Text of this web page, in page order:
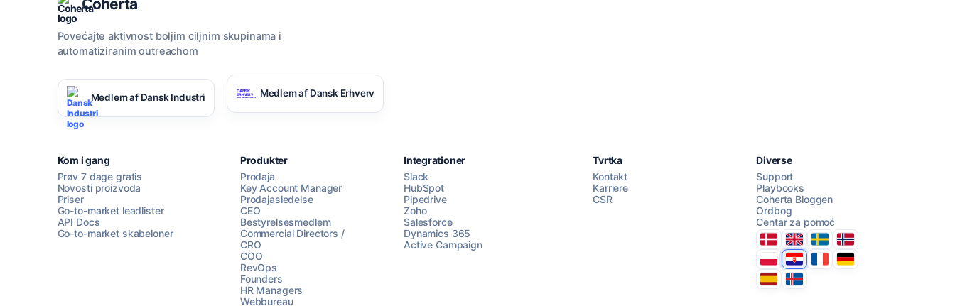
AI Campaign Assist
Coherta
Povećajte aktivnost boljim ciljnim skupinama i
automatiziranim outreachom
Medlem af Dansk Industri Medlem af Dansk Erhverv
Kom i gang
Prøv 7 dage gratis
Novosti proizvoda
Priser
Go-to-market leadlister
API Docs
Go-to-market skabeloner
Produkter
Prodaja
Key Account Manager
Prodajasledelse
CEO
Bestyrelsesmedlem
Commercial Directors /
CRO
COO
RevOps
Founders
HR Managers
Webbureau
Integrationer
Slack
HubSpot
Pipedrive
Zoho
Salesforce
Dynamics 365
Active Campaign
Tvrtka
Kontakt
Karriere
CSR
Diverse
Support
Playbooks
Coherta Bloggen
Ordbog
Centar za pomoć
DanmarkUnited Kingdom
SverigeNorge
PolskaHrvatskaFranceDeutschland
EspanaÍsland